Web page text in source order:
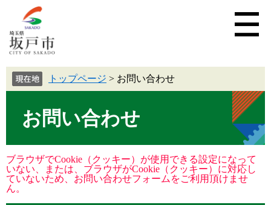
トップページ > お問い合わせ
お問い合わせ
ブラウザでCookie（クッキー）が使用できる設定になって
いない、または、ブラウザがCookie（クッキー）に対応し
ていないため、お問い合わせフォームをご利用頂けませ
ん。